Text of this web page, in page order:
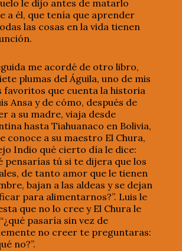
le dijo antes de matarlo
a él, que tenía que aprender
las cosas en la vida tienen
me acordé de otro libro,
plumas del Águila, uno de mis
favoritos que cuenta la historia
Ansa y de cómo, después de
a su madre, viaja desde
hasta Tiahuanaco en Bolivia,
conoce a su maestro El Chura,
Indio qué cierto día le dice:
pensarías tú si te dijera que los
de tanto amor que le tienen
bajan a las aldeas y se dejan
para alimentarnos?”. Luis le
que no lo cree y El Chura le
pasaría sin vez de
no creer te preguntaras:
no?”.